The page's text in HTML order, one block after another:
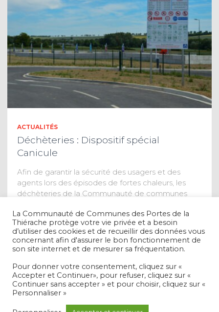
ACTUALITÉS
Déchèteries : Dispositif spécial
Canicule
Afin de garantir la sécurité des usagers et des
agents lors des épisodes de fortes chaleurs, les
déchèteries de la Communauté de communes
d’ouverture en cas d’alerte canicule. Les
déchèteries seront Lire la suite
MENTIONS LÉGALES ET RGPD
La Communauté de Communes des Portes de la
Thiérache protège votre vie privée et a besoin
d’utiliser des cookies et de recueillir des données vous
concernant afin d'assurer le bon fonctionnement de
son site internet et de mesurer sa fréquentation.
Pour donner votre consentement, cliquez sur «
Accepter et Continuer», pour refuser, cliquez sur «
Continuer sans accepter » et pour choisir, cliquez sur «
Personnaliser »